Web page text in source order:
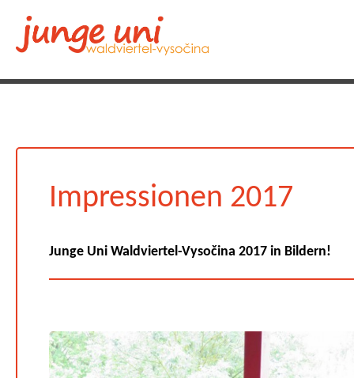
Impressionen 2017
Junge Uni Waldviertel-Vysočina 2017 in Bildern!